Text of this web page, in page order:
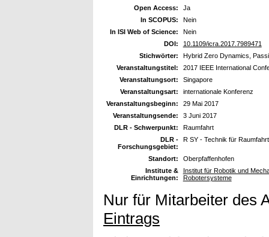
Open Access:
Ja
In SCOPUS:
Nein
In ISI Web of Science:
Nein
DOI:
10.1109/icra.2017.7989471
Stichwörter:
Hybrid Zero Dynamics,
Veranstaltungstitel:
2017 IEEE International
Veranstaltungsort:
Singapore
Veranstaltungsart:
internationale Konferenz
Veranstaltungsbeginn:
29 Mai 2017
Veranstaltungsende:
3 Juni 2017
DLR - Schwerpunkt:
Raumfahrt
DLR -
Forschungsgebiet:
R SY - Technik für
Standort:
Oberpfaffenhofen
Institute &
Einrichtungen:
Institut für Robotik und
Robotersysteme
Nur für Mitarbeiter des
Eintrags